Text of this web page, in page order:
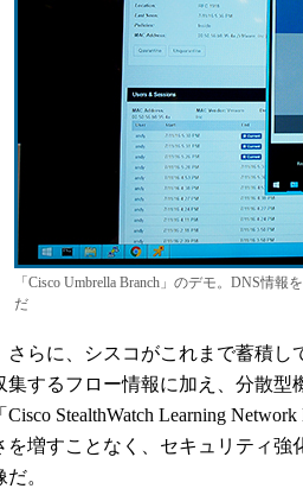
「Cisco Umbrella Branch」のデモ。DNS情
だ
さらに、シスコがこれまで蓄積し
集するフロー情報に加え、分散型
「Cisco StealthWatch Learning
を増すことなく、セキュリティ
だ。